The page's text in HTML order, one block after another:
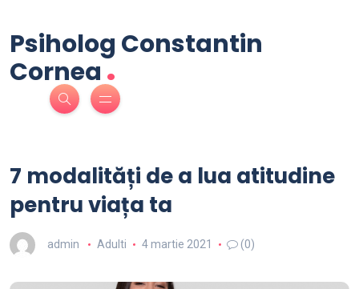
Psiholog Constantin
Cornea.
7 modalități de a lua atitudine
pentru viața ta
admin Adulti 4 martie 2021 (0)